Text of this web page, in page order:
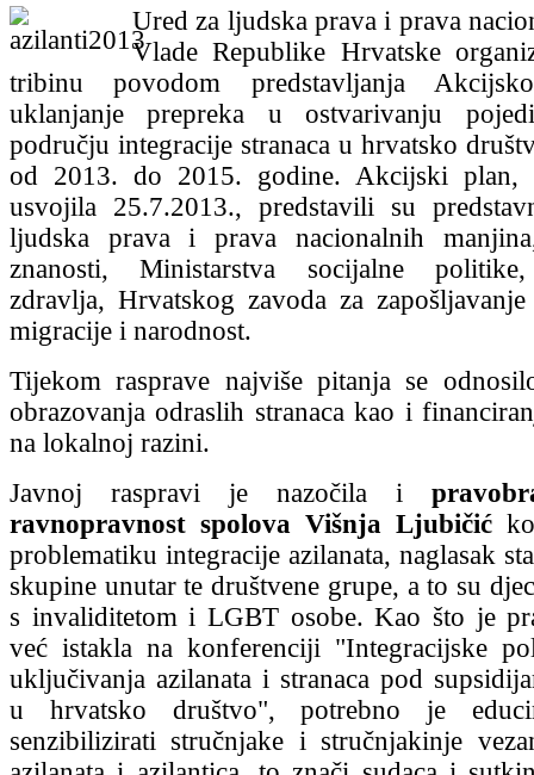
Ured za ljudska prava i prava
Vlade Republike Hrvatske
tribinu povodom predstavljanja
uklanjanje prepreka u ostvarivanju
području integracije stranaca u hrvatsko
od 2013. do 2015. godine. Akcijski
usvojila 25.7.2013., predstavili su
ljudska prava i prava nacionalnih
znanosti, Ministarstva socijalne
zdravlja, Hrvatskog zavoda za
migracije i narodnost.
Tijekom rasprave najviše pitanja se
obrazovanja odraslih stranaca kao i
na lokalnoj razini.
Javnoj raspravi je nazočila i
ravnopravnost spolova Višnja Ljubičić
problematiku integracije azilanata, naglasak
skupine unutar te društvene grupe, a to su
s invaliditetom i LGBT osobe. Kao što je
već istakla na konferenciji "Integracijske
uključivanja azilanata i stranaca pod
u hrvatsko društvo", potrebno je
senzibilizirati stručnjake i stručnjakinje